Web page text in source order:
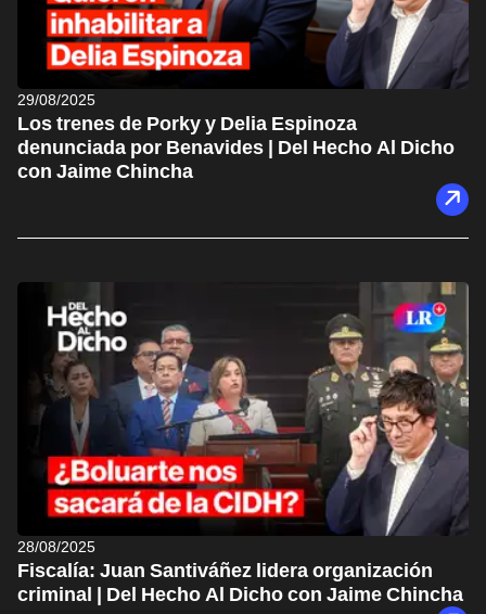
29/08/2025
Los trenes de Porky y Delia Espinoza
denunciada por Benavides | Del Hecho Al Dicho
con Jaime Chincha
28/08/2025
Fiscalía: Juan Santiváñez lidera organización
criminal | Del Hecho Al Dicho con Jaime Chincha